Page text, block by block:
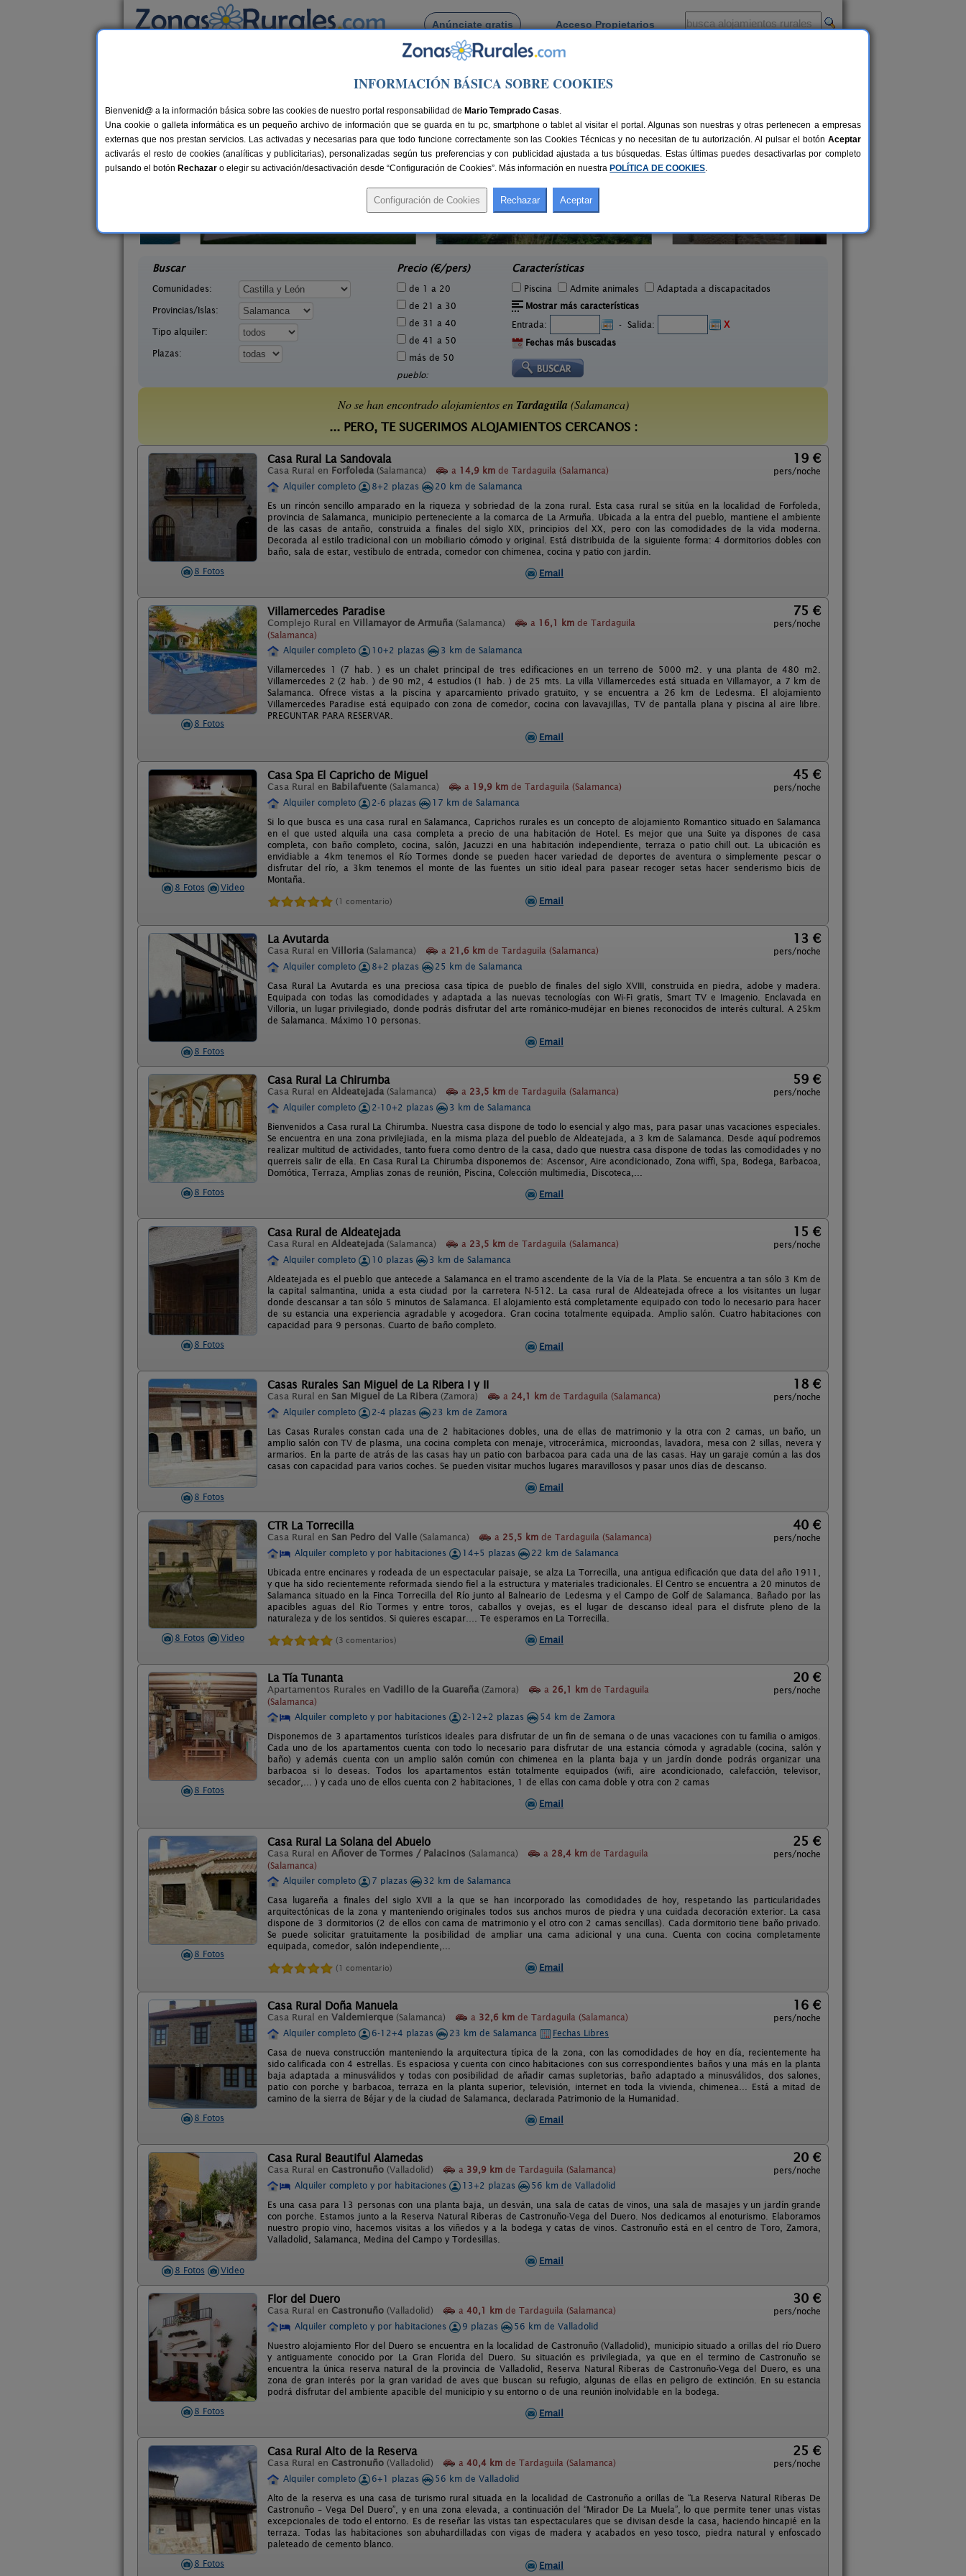
Anúnciate gratis Acceso Propietarios
Busca por pueblo
> Tardaguila
Casas Rurales cerca de Tardaguila
Jardines del Robledo Albar
Buscar
Comunidades:
Provincias/Islas:
Tipo alquiler:
Plazas:
Precio (€/pers)
de 1 a 20
de 21 a 30
de 31 a 40
de 41 a 50
más de 50
pueblo:
Características
Piscina Admite animales
Adaptada a discapacitados
Mostrar más características
Entrada:
- Salida:
X
Fechas más buscadas
No se han encontrado alojamientos en Tardaguila (Salamanca)
... PERO, TE SUGERIMOS ALOJAMIENTOS CERCANOS :
8 Fotos
Casa Rural La Sandovala
Casa Rural en Forfoleda (Salamanca) a 14,9 km de Tardaguila (Salamanca)
19 €
pers/noche
Alquiler completo
8+2 plazas
20 km de Salamanca
Es un rincón sencillo amparado en la riqueza y sobriedad de la zona rural. Esta casa rural se sitúa en la localidad de Forfoleda,
provincia de Salamanca, municipio perteneciente a la comarca de La Armuña. Ubicada a la entra del pueblo, mantiene el ambiente
de las casas de antaño, construida a finales del siglo XIX, principios del XX, pero con las comodidades de la vida moderna.
Decorada al estilo tradicional con un mobiliario cómodo y original. Está distribuida de la siguiente forma: 4 dormitorios dobles con
baño, sala de estar, vestíbulo de entrada, comedor con chimenea, cocina y patio con jardin.
Email
8 Fotos
Villamercedes Paradise
Complejo Rural en Villamayor de Armuña (Salamanca) a 16,1 km de Tardaguila
(Salamanca)
75 €
pers/noche
Alquiler completo 10+2 plazas
3 km de Salamanca
Villamercedes 1 (7 hab. ) es un chalet principal de tres edificaciones en un terreno de 5000 m2. y una planta de 480 m2.
Villamercedes 2 (2 hab. ) de 90 m2, 4 estudios (1 hab. ) de 25 mts. La villa Villamercedes está situada en Villamayor, a 7 km de
Salamanca. Ofrece vistas a la piscina y aparcamiento privado gratuito, y se encuentra a 26 km de Ledesma. El alojamiento
Villamercedes Paradise está equipado con zona de comedor, cocina con lavavajillas, TV de pantalla plana y piscina al aire libre.
PREGUNTAR PARA RESERVAR.
Email
8 Fotos Video
Casa Spa El Capricho de Miguel
Casa Rural en Babilafuente (Salamanca) a 19,9 km de Tardaguila (Salamanca)
45 €
pers/noche
Alquiler completo
2-6 plazas
17 km de Salamanca
Si lo que busca es una casa rural en Salamanca, Caprichos rurales es un concepto de alojamiento Romantico situado en Salamanca
en el que usted alquila una casa completa a precio de una habitación de Hotel. Es mejor que una Suite ya dispones de casa
completa, con baño completo, cocina, salón, Jacuzzi en una habitación independiente, terraza o patio chill out. La ubicación es
envidiable a 4km tenemos el Río Tormes donde se pueden hacer variedad de deportes de aventura o simplemente pescar o
disfrutar del río, a 3km tenemos el monte de las fuentes un sitio ideal para pasear recoger setas hacer senderismo bicis de
Montaña.
(1 comentario) Email
8 Fotos
La Avutarda
Casa Rural en Villoria (Salamanca) a 21,6 km de Tardaguila (Salamanca)
13 €
pers/noche
Alquiler completo
8+2 plazas
25 km de Salamanca
Casa Rural La Avutarda es una preciosa casa típica de pueblo de finales del siglo XVIII, construida en piedra, adobe y madera.
Equipada con todas las comodidades y adaptada a las nuevas tecnologías con Wi-Fi gratis, Smart TV e Imagenio. Enclavada en
Villoria, un lugar privilegiado, donde podrás disfrutar del arte románico-mudéjar en bienes reconocidos de interés cultural. A 25km
de Salamanca. Máximo 10 personas.
Email
8 Fotos
Casa Rural La Chirumba
Casa Rural en Aldeatejada (Salamanca) a 23,5 km de Tardaguila (Salamanca)
59 €
pers/noche
Alquiler completo
2-10+2 plazas
3 km de Salamanca
Bienvenidos a Casa rural La Chirumba. Nuestra casa dispone de todo lo esencial y algo mas, para pasar unas vacaciones especiales.
Se encuentra en una zona privilejiada, en la misma plaza del pueblo de Aldeatejada, a 3 km de Salamanca. Desde aquí podremos
realizar multitud de actividades, tanto fuera como dentro de la casa, dado que nuestra casa dispone de todas las comodidades y no
querreis salir de ella. En Casa Rural La Chirumba disponemos de: Ascensor, Aire acondicionado, Zona wiffi, Spa, Bodega, Barbacoa,
Domótica, Terraza, Amplias zonas de reunión, Piscina, Colección multimedia, Discoteca,...
Email
8 Fotos
Casa Rural de Aldeatejada
Casa Rural en Aldeatejada (Salamanca) a 23,5 km de Tardaguila (Salamanca)
15 €
pers/noche
Alquiler completo
10 plazas
3 km de Salamanca
Aldeatejada es el pueblo que antecede a Salamanca en el tramo ascendente de la Vía de la Plata. Se encuentra a tan sólo 3 Km de
la capital salmantina, unida a esta ciudad por la carretera N-512. La casa rural de Aldeatejada ofrece a los visitantes un lugar
donde descansar a tan sólo 5 minutos de Salamanca. El alojamiento está completamente equipado con todo lo necesario para hacer
de su estancia una experiencia agradable y acogedora. Gran cocina totalmente equipada. Amplio salón. Cuatro habitaciones con
capacidad para 9 personas. Cuarto de baño completo.
Email
8 Fotos
Casas Rurales San Miguel de La Ribera I y II
Casa Rural en San Miguel de La Ribera (Zamora) a 24,1 km de Tardaguila (Salamanca)
18 €
pers/noche
Alquiler completo
2-4 plazas
23 km de Zamora
Las Casas Rurales constan cada una de 2 habitaciones dobles, una de ellas de matrimonio y la otra con 2 camas, un baño, un
amplio salón con TV de plasma, una cocina completa con menaje, vitrocerámica, microondas, lavadora, mesa con 2 sillas, nevera y
armarios. En la parte de atrás de las casas hay un patio con barbacoa para cada una de las casas. Hay un garaje común a las dos
casas con capacidad para varios coches. Se pueden visitar muchos lugares maravillosos y pasar unos días de descanso.
Email
8 Fotos Video
CTR La Torrecilla
Casa Rural en San Pedro del Valle (Salamanca) a 25,5 km de Tardaguila (Salamanca)
40 €
pers/noche
Alquiler completo y por habitaciones
14+5 plazas
22 km de Salamanca
Ubicada entre encinares y rodeada de un espectacular paisaje, se alza La Torrecilla, una antigua edificación que data del año 1911,
y que ha sido recientemente reformada siendo fiel a la estructura y materiales tradicionales. El Centro se encuentra a 20 minutos de
Salamanca situado en la Finca Torrecilla del Río junto al Balneario de Ledesma y el Campo de Golf de Salamanca. Bañado por las
apacibles aguas del Río Tormes y entre toros, caballos y ovejas, es el lugar de descanso ideal para el disfrute pleno de la
naturaleza y de los sentidos. Si quieres escapar…. Te esperamos en La Torrecilla.
(3 comentarios) Email
8 Fotos
La Tía Tunanta
Apartamentos Rurales en Vadillo de la Guareña (Zamora) a 26,1 km de Tardaguila
(Salamanca)
20 €
pers/noche
Alquiler completo y por habitaciones 2-12+2 plazas
54 km de Zamora
Disponemos de 3 apartamentos turísticos ideales para disfrutar de un fin de semana o de unas vacaciones con tu familia o amigos.
Cada uno de los apartamentos cuenta con todo lo necesario para disfrutar de una estancia cómoda y agradable (cocina, salón y
baño) y además cuenta con un amplio salón común con chimenea en la planta baja y un jardín donde podrás organizar una
barbacoa si lo deseas. Todos los apartamentos están totalmente equipados (wifi, aire acondicionado, calefacción, televisor,
secador,... ) y cada uno de ellos cuenta con 2 habitaciones, 1 de ellas con cama doble y otra con 2 camas
Email
8 Fotos
Casa Rural La Solana del Abuelo
Casa Rural en Añover de Tormes / Palacinos (Salamanca) a 28,4 km de Tardaguila
(Salamanca)
25 €
pers/noche
Alquiler completo 7 plazas
32 km de Salamanca
Casa lugareña a finales del siglo XVII a la que se han incorporado las comodidades de hoy, respetando las particularidades
arquitectónicas de la zona y manteniendo originales todos sus anchos muros de piedra y una cuidada decoración exterior. La casa
dispone de 3 dormitorios (2 de ellos con cama de matrimonio y el otro con 2 camas sencillas). Cada dormitorio tiene baño privado.
Se puede solicitar gratuitamente la posibilidad de ampliar una cama adicional y una cuna. Cuenta con cocina completamente
equipada, comedor, salón independiente,...
(1 comentario) Email
8 Fotos
Casa Rural Doña Manuela
Casa Rural en Valdemierque (Salamanca) a 32,6 km de Tardaguila (Salamanca)
16 €
pers/noche
Alquiler completo
6-12+4 plazas 23 km de Salamanca
Fechas Libres
Casa de nueva construcción manteniendo la arquitectura típica de la zona, con las comodidades de hoy en día, recientemente ha
sido calificada con 4 estrellas. Es espaciosa y cuenta con cinco habitaciones con sus correspondientes baños y una más en la planta
baja adaptada a minusválidos y todas con posibilidad de añadir camas supletorias, baño adaptado a minusválidos, dos salones,
patio con porche y barbacoa, terraza en la planta superior, televisión, internet en toda la vivienda, chimenea... Está a mitad de
camino de la sierra de Béjar y de la ciudad de Salamanca, declarada Patrimonio de la Humanidad.
Email
8 Fotos Video
Casa Rural Beautiful Alamedas
Casa Rural en Castronuño (Valladolid) a 39,9 km de Tardaguila (Salamanca)
20 €
pers/noche
Alquiler completo y por habitaciones
13+2 plazas
56 km de Valladolid
Es una casa para 13 personas con una planta baja, un desván, una sala de catas de vinos, una sala de masajes y un jardín grande
con porche. Estamos junto a la Reserva Natural Riberas de Castronuño-Vega del Duero. Nos dedicamos al enoturismo. Elaboramos
nuestro propio vino, hacemos visitas a los viñedos y a la bodega y catas de vinos. Castronuño está en el centro de Toro, Zamora,
Valladolid, Salamanca, Medina del Campo y Tordesillas.
Email
8 Fotos
Flor del Duero
Casa Rural en Castronuño (Valladolid) a 40,1 km de Tardaguila (Salamanca)
30 €
pers/noche
Alquiler completo y por habitaciones
9 plazas
56 km de Valladolid
Nuestro alojamiento Flor del Duero se encuentra en la localidad de Castronuño (Valladolid), municipio situado a orillas del río Duero
y antiguamente conocido por La Gran Florida del Duero. Su situación es privilegiada, ya que en el termino de Castronuño se
encuentra la única reserva natural de la provincia de Valladolid, Reserva Natural Riberas de Castronuño-Vega del Duero, es una
zona de gran interés por la gran varidad de aves que buscan su refugio, algunas de ellas en peligro de extinción. En su estancia
podrá disfrutar del ambiente apacible del municipio y su entorno o de una reunión inolvidable en la bodega.
Email
8 Fotos
Casa Rural Alto de la Reserva
Casa Rural en Castronuño (Valladolid) a 40,4 km de Tardaguila (Salamanca)
25 €
pers/noche
Alquiler completo
6+1 plazas
56 km de Valladolid
Alto de la reserva es una casa de turismo rural situada en la localidad de Castronuño a orillas de “La Reserva Natural Riberas De
Castronuño – Vega Del Duero”, y en una zona elevada, a continuación del “Mirador De La Muela”, lo que permite tener unas vistas
excepcionales de todo el entorno. Es de reseñar las vistas tan espectaculares que se divisan desde la casa, haciendo hincapié en la
terraza. Todas las habitaciones son abuhardilladas con vigas de madera y acabados en yeso tosco, piedra natural y enfoscado
paleteado de cemento blanco.
Email
INFORMACIÓN BÁSICA SOBRE COOKIES
Bienvenid@ a la información básica sobre las cookies de nuestro portal responsabilidad de Mario Temprado Casas.
Una cookie o galleta informática es un pequeño archivo de información que se guarda en tu pc, smartphone o tablet al visitar el portal. Algunas son nuestras y otras pertenecen a empresas
externas que nos prestan servicios. Las activadas y necesarias para que todo funcione correctamente son las Cookies Técnicas y no necesitan de tu autorización. Al pulsar el botón Aceptar
activarás el resto de cookies (analíticas y publicitarias), personalizadas según tus preferencias y con publicidad ajustada a tus búsquedas. Estas últimas puedes desactivarlas por completo
pulsando el botón Rechazar o elegir su activación/desactivación desde “Configuración de Cookies”. Más información en nuestra POLÍTICA DE COOKIES.